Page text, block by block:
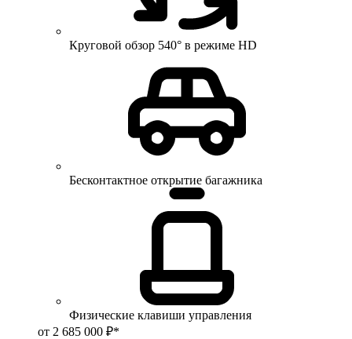
Круговой обзор 540° в режиме HD
Бесконтактное открытие багажника
Физические клавиши управления
от 2 685 000 ₽*